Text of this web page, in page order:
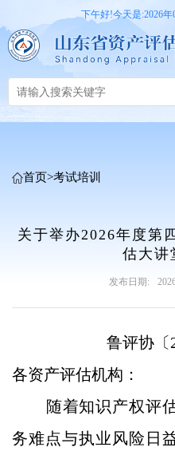
下午好!今天是:2026年
首页>考试培训
关于举办2026年度第
估大讲
发布日期:
鲁评协〔
各资产评估机构：
随着知识产权评
务难点与执业风险日